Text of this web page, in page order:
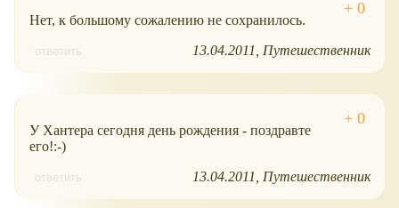
Нет, к большому сожалению не сохранилось.
ответить 13.04.2011 Путешественник
У Хантера сегодня день рождения - поздравте
его!:-)
ответить 13.04.2011 Путешественник